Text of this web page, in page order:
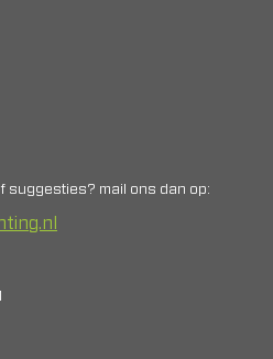
suggesties? mail ons dan op: